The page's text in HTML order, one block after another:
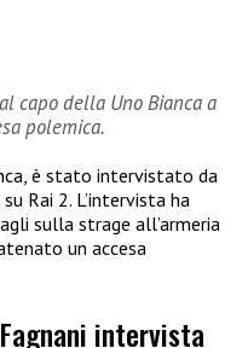
capo della Uno Bianca a
polemica.
è stato intervistato da
Rai 2. L’intervista ha
sulla strage all’armeria
un accesa
intervista